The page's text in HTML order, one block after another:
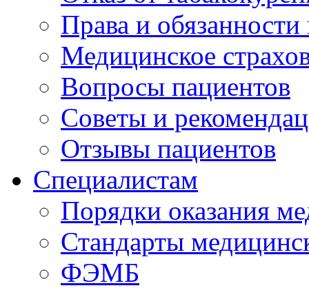
Права и
Медицинское
Вопросы пациентов
Советы и
Отзывы пациентов
Специалистам
Порядки оказания
Стандарты
ФЭМБ